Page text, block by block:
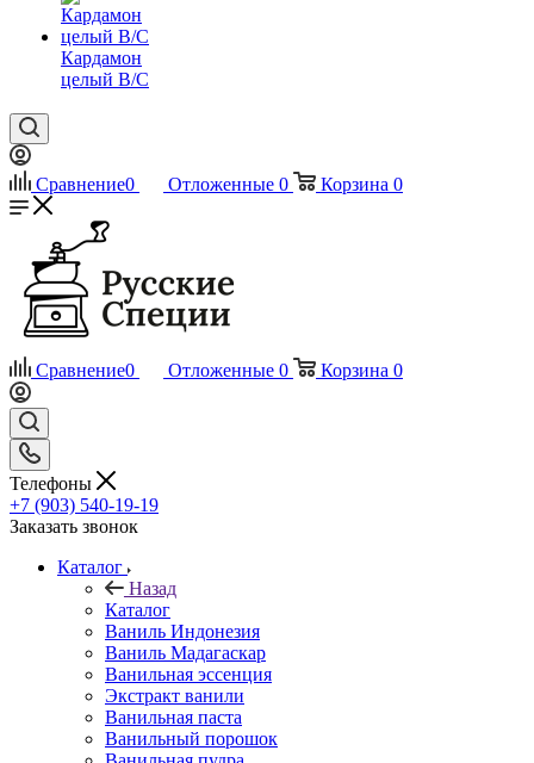
Кардамон
целый В/С
Сравнение0 Отложенные 0 Корзина 0
Сравнение0 Отложенные 0 Корзина 0
Телефоны
+7 (903) 540-19-19
Заказать звонок
Каталог
Назад
Каталог
Ваниль Индонезия
Ваниль Мадагаскар
Ванильная эссенция
Экстракт ванили
Ванильная паста
Ванильный порошок